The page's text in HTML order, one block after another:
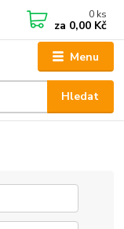
Menu
Hledat
0 ks
za 0,00 Kč